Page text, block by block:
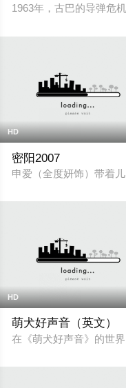
1963年，古巴的导弹危
HD
密阳2007
申爱（全度妍饰）带着
HD
萌犬好声音（英文）
在《萌犬好声音》的世